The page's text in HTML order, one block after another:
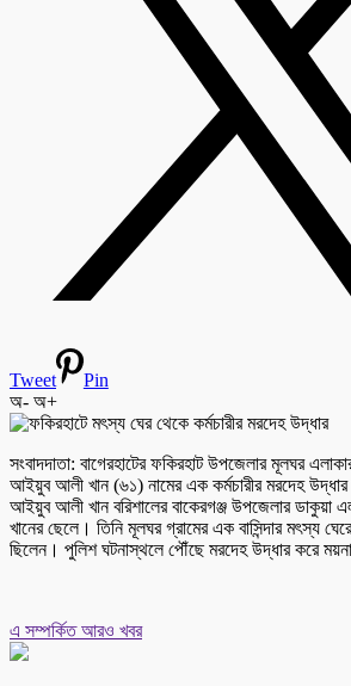
Tweet
Pin
অ- অ+
সংবাদদাতা: বাগেরহাটের ফকিরহাট উপজেলার মূলঘর
আইয়ুব আলী খান (৬১) নামের এক কর্মচারীর মরদেহ
আইয়ুব আলী খান বরিশালের বাকেরগঞ্জ উপজেলার ডাকুয়া
খানের ছেলে। তিনি মূলঘর গ্রামের এক বাসিন্দার মৎস্য ঘেরে
ছিলেন। পুলিশ ঘটনাস্থলে পৌঁছে মরদেহ উদ্ধার করে
এ সম্পর্কিত আরও খবর